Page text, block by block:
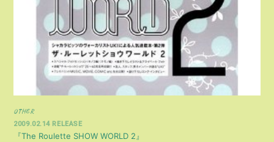
OTHER
2009.02.14 RELEASE
『The Roulette SHOW WORLD 2』